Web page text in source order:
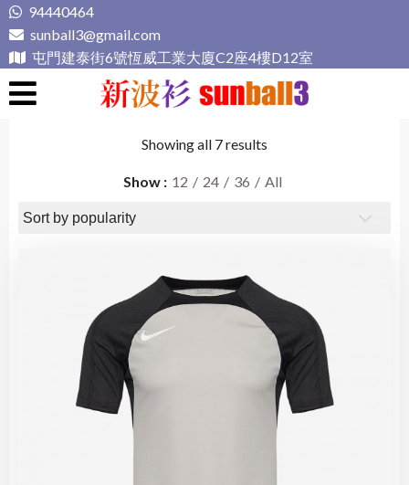
Skip
to
content
94440464
sunball3@gmail.com
屯門建泰街6號恆威工業大廈C2座4樓D12室
Showing all 7 results
Show 12 24 36 All